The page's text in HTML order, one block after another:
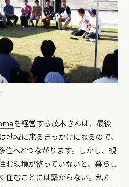
を経営する茂木さんは、最後
地域に来るきっかけになるので、
住へとつながります。しかし、観
む環境が整っていないと、暮らし
住むことには繋がらない。私た